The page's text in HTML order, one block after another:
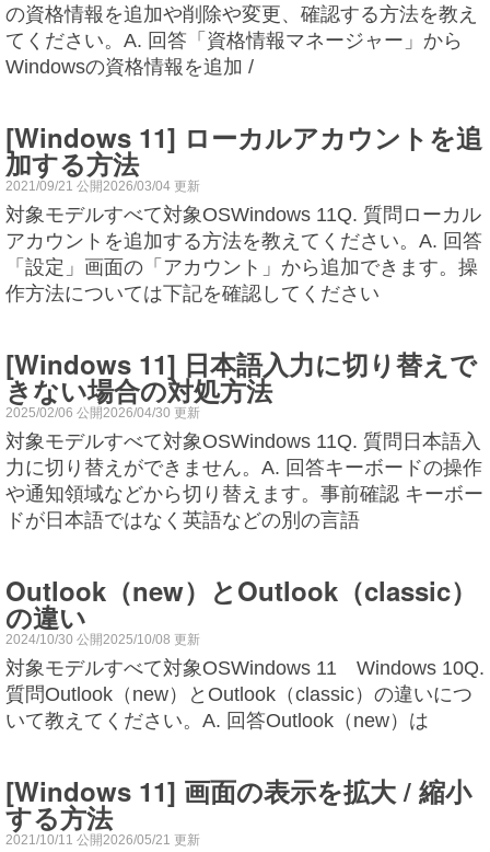
の資格情報を追加や削除や変更、確認する方法を教え
てください。A. 回答「資格情報マネージャー」から
Windowsの資格情報を追加 /
[Windows 11] ローカルアカウントを追
加する方法
2021/09/21 公開2026/03/04 更新
対象モデルすべて対象OSWindows 11Q. 質問ローカル
アカウントを追加する方法を教えてください。A. 回答
「設定」画面の「アカウント」から追加できます。操
作方法については下記を確認してください
[Windows 11] 日本語入力に切り替えで
きない場合の対処方法
2025/02/06 公開2026/04/30 更新
対象モデルすべて対象OSWindows 11Q. 質問日本語入
力に切り替えができません。A. 回答キーボードの操作
や通知領域などから切り替えます。事前確認 キーボー
ドが日本語ではなく英語などの別の言語
Outlook（new）とOutlook（classic）
の違い
2024/10/30 公開2025/10/08 更新
対象モデルすべて対象OSWindows 11 Windows 10Q.
質問Outlook（new）とOutlook（classic）の違いにつ
いて教えてください。A. 回答Outlook（new）は
[Windows 11] 画面の表示を拡大 / 縮小
する方法
2021/10/11 公開2026/05/21 更新